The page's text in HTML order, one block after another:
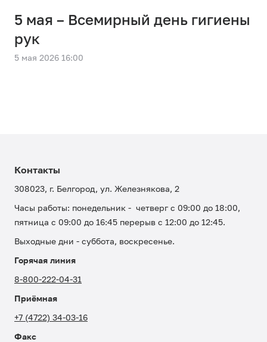
5 мая – Всемирный день гигиены
рук
5 мая 2026 16:00
Контакты
308023, г. Белгород, ул. Железнякова, 2
Часы работы: понедельник - четверг с 09:00 до 18:00,
пятница с 09:00 до 16:45 перерыв с 12:00 до 12:45.
Выходные дни - суббота, воскресенье.
Горячая линия
8-800-222-04-31
Приёмная
+7 (4722) 34-03-16
Факс